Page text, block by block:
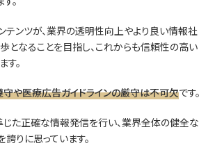
テンツが、業界の透明性向上やより良い情報社
となることを目指し、これからも信頼性の高い
。
や医療広告ガイドラインの厳守は不可欠です。
じた正確な情報発信を行い、業界全体の健全な
りに思っています。